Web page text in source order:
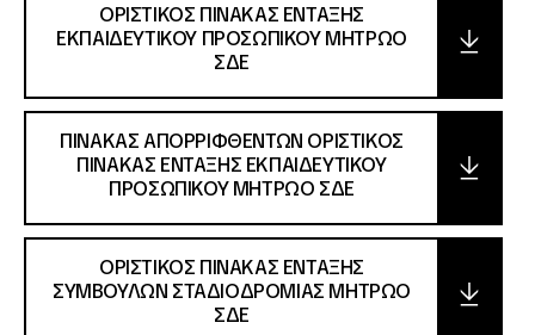
ΟΡΙΣΤΙΚΟΣ ΠΙΝΑΚΑΣ ΕΝΤΑΞΗΣ
ΕΚΠΑΙΔΕΥΤΙΚΟΥ ΠΡΟΣΩΠΙΚΟΥ ΜΗΤΡΩΟ
ΣΔΕ
ΠΙΝΑΚΑΣ ΑΠΟΡΡΙΦΘΕΝΤΩΝ ΟΡΙΣΤΙΚΟΣ
ΠΙΝΑΚΑΣ ΕΝΤΑΞΗΣ ΕΚΠΑΙΔΕΥΤΙΚΟΥ
ΠΡΟΣΩΠΙΚΟΥ ΜΗΤΡΩΟ ΣΔΕ
ΟΡΙΣΤΙΚΟΣ ΠΙΝΑΚΑΣ ΕΝΤΑΞΗΣ
ΣΥΜΒΟΥΛΩΝ ΣΤΑΔΙΟΔΡΟΜΙΑΣ ΜΗΤΡΩΟ
ΣΔΕ